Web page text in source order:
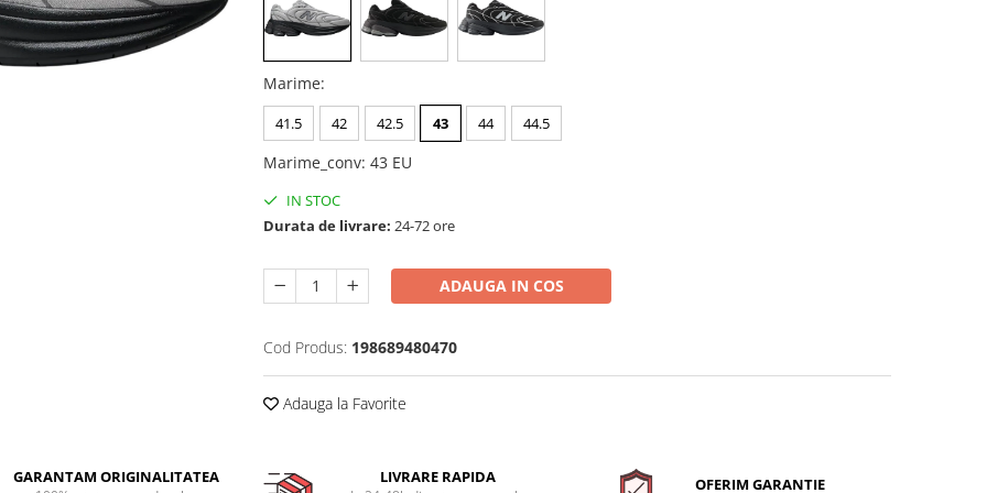
Marime:
41.5 42 42.5 43 44 44.5
Marime_conv: 43 EU
IN STOC
Durata de livrare: 24-72 ore
ADAUGA IN COS
Cod Produs: 198689480470
Adauga la Favorite
GARANTAM ORIGINALITATEA LIVRARE RAPIDA OFERIM GARANTIE